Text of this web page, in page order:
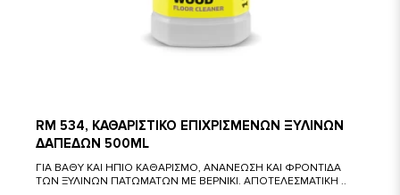
RM 534, ΚΑΘΑΡΙΣΤΙΚΟ ΕΠΙΧΡΙΣΜΕΝΩΝ ΞΥΛΙΝΩΝ
ΔΑΠΕΔΩΝ 500ML
ΓΙΑ ΒΑΘΥ ΚΑΙ ΗΠΙΟ ΚΑΘΑΡΙΣΜΟ, ΑΝΑΝΕΩΣΗ ΚΑΙ ΦΡΟΝΤΙΔΑ
ΤΩΝ ΞΥΛΙΝΩΝ ΠΑΤΩΜΑΤΩΝ ΜΕ ΒΕΡΝΙΚΙ. ΑΠΟΤΕΛΕΣΜΑΤΙΚΗ ..